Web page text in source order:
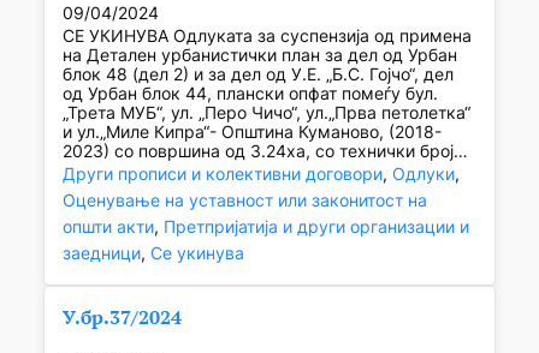
09/04/2024
СЕ УКИНУВА Одлуката за суспензија од примена
на Детален урбанистички план за дел од Урбан
блок 48 (дел 2) и за дел од У.Е. „Б.С. Гојчо“, дел
од Урбан блок 44, плански опфат помеѓу бул.
„Трета МУБ“, ул. „Перо Чичо“, ул.„Прва петолетка“
и ул.„Миле Кипра“- Општина Куманово, (2018-
2023) со површина од 3.24ха, со технички број…
Други прописи и колективни договори, Одлуки
Оценување на уставност или законитост на
општи акти, Претпријатија и други организации и
заедници, Се укинува
У.бр.37/2024